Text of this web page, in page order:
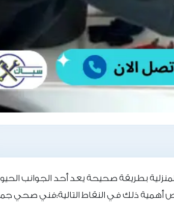
بطريقة صحيحة يعد أحد الجوانب
أهمية ذلك في النقاط التالية:فني صحي